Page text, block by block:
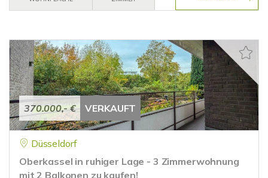
370.000,- € VERKAUFT
Düsseldorf
Oberkassel in ruhiger Lage - 3 Zimmerwohnung
mit 2 Balkonen zu kaufen!